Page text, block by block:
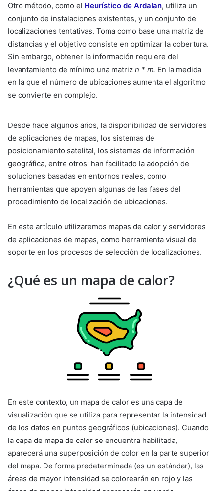
Otro método, como el Heurístico de Ardalan, utiliza un
conjunto de instalaciones existentes, y un conjunto de
localizaciones tentativas. Toma como base una matriz de
distancias y el objetivo consiste en optimizar la cobertura.
Sin embargo, obtener la información requiere del
levantamiento de mínimo una matriz n * m. En la medida
en la que el número de ubicaciones aumenta el algoritmo
se convierte en complejo.
Desde hace algunos años, la disponibilidad de servidores
de aplicaciones de mapas, los sistemas de
posicionamiento satelital, los sistemas de información
geográfica, entre otros; han facilitado la adopción de
soluciones basadas en entornos reales, como
herramientas que apoyen algunas de las fases del
procedimiento de localización de ubicaciones.
En este artículo utilizaremos mapas de calor y servidores
de aplicaciones de mapas, como herramienta visual de
soporte en los procesos de selección de localizaciones.
¿Qué es un mapa de calor?
En este contexto, un mapa de calor es una capa de
visualización que se utiliza para representar la intensidad
de los datos en puntos geográficos (ubicaciones). Cuando
la capa de mapa de calor se encuentra habilitada,
aparecerá una superposición de color en la parte superior
del mapa. De forma predeterminada (es un estándar), las
áreas de mayor intensidad se colorearán en rojo y las